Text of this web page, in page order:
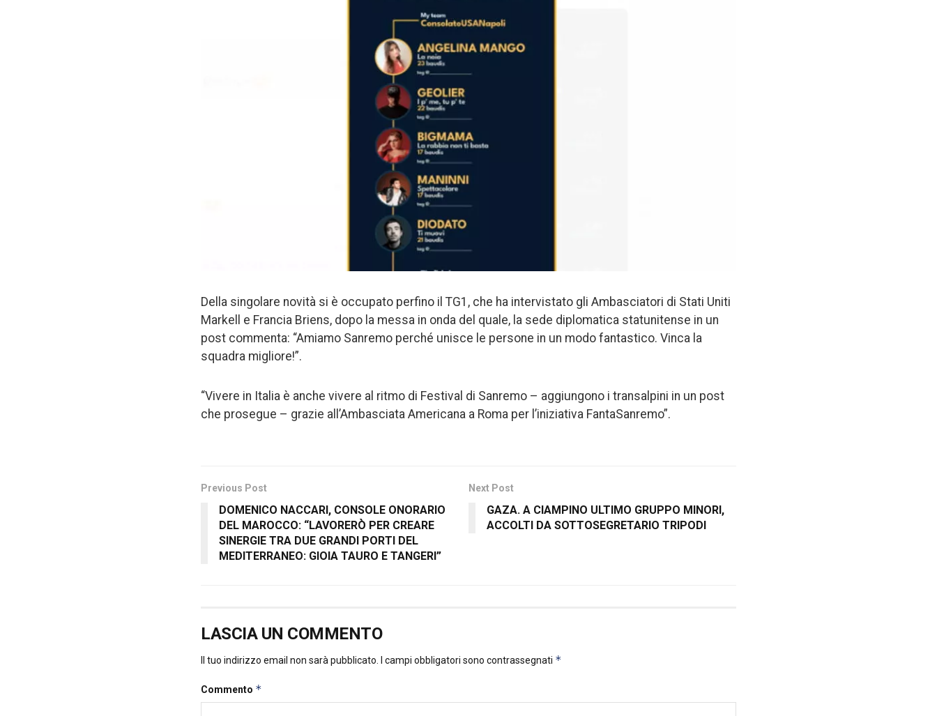
Della singolare novità si è occupato perfino il TG1, che ha intervistato gli Ambasciatori di Stati Uniti
Markell e Francia Briens, dopo la messa in onda del quale, la sede diplomatica statunitense in un
post commenta: “Amiamo Sanremo perché unisce le persone in un modo fantastico. Vinca la
squadra migliore!”.
“Vivere in Italia è anche vivere al ritmo di Festival di Sanremo – aggiungono i transalpini in un post
che prosegue – grazie all’Ambasciata Americana a Roma per l’iniziativa FantaSanremo”.
Previous Post
DOMENICO NACCARI, CONSOLE ONORARIO
DEL MAROCCO: “LAVORERÒ PER CREARE
SINERGIE TRA DUE GRANDI PORTI DEL
MEDITERRANEO: GIOIA TAURO E TANGERI”
Next Post
GAZA. A CIAMPINO ULTIMO GRUPPO MINORI,
ACCOLTI DA SOTTOSEGRETARIO TRIPODI
LASCIA UN COMMENTO
Il tuo indirizzo email non sarà pubblicato. I campi obbligatori sono contrassegnati *
Commento *